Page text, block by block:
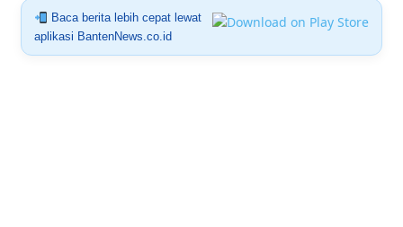
Baca berita lebih cepat lewat
aplikasi BantenNews.co.id